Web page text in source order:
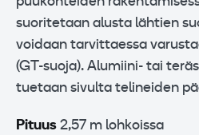
suoritetaan alusta lähtien
voidaan tarvittaessa
(GT-suoja). Alumiini- tai
tuetaan sivulta telineiden
Pituus 2,57 m lohkoissa